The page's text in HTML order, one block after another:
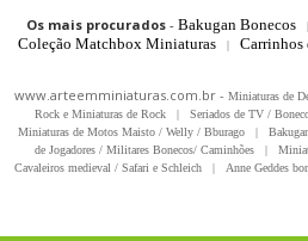
Os mais procurados- Bakugan Bonecos |
Coleção Matchbox Miniaturas
| Carrinhos
www.arteemminiaturas.com.br - Miniaturas de
Rock e Miniaturas de Rock
| Seriados de TV /
Miniaturas de Motos Maisto / Welly / Bburago
|
de Jogadores / Militares Bonecos/ Caminhões
|
Cavaleiros medieval / Safari e Schleich
| Anne Geddes